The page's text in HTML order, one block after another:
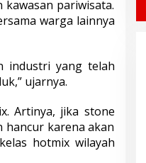
pariwisata.
warga lainnya
industri yang telah
ujarnya.
Artinya, jika stone
karena akan
hotmix wilayah